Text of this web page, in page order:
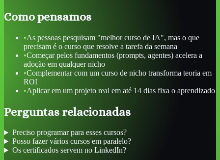
Como pensamos
•As pessoas pesquisam "melhor curso de IA", mas o que
precisam é o curso que resolve a tarefa da semana
•Começar pelos fundamentos (prompts, agentes) acelera a
adoção em qualquer nicho
•Complementar com um curso de nicho transforma teoria em
ROI
•Aplicar em um projeto real em até 14 dias fixa o aprendizado
Perguntas relacionadas
Preciso programar para esses cursos?
Posso fazer vários cursos em paralelo?
Os certificados servem no LinkedIn?